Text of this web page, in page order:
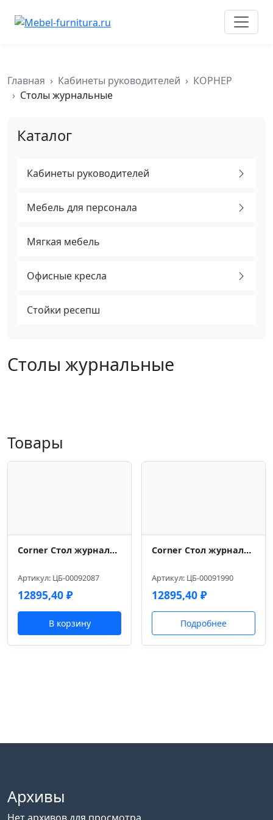
содержимому
Главная Кабинеты руководителей
КОРНЕР
Столы журнальные
Каталог
Кабинеты руководителей
Мебель для персонала
Мягкая мебель
Офисные кресла
Стойки ресепш
Столы журнальные
Товары
Corner Стол журнальный COR.SJ Орех Лоренцо/Графит 800*600*450
Артикул: ЦБ-00092087
12895,40 ₽
В корзину
Corner Стол журнальный COR.SJ Гикори Песочный/Ваниль 800*600*450
Артикул: ЦБ-00091990
12895,40 ₽
Подробнее
Архивы